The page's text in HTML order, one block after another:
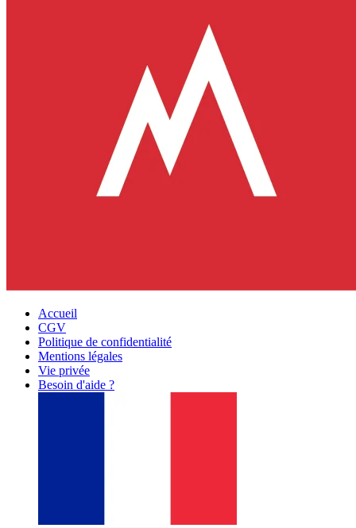
Accueil
CGV
Politique de confidentialité
Mentions légales
Vie privée
Besoin d'aide ?